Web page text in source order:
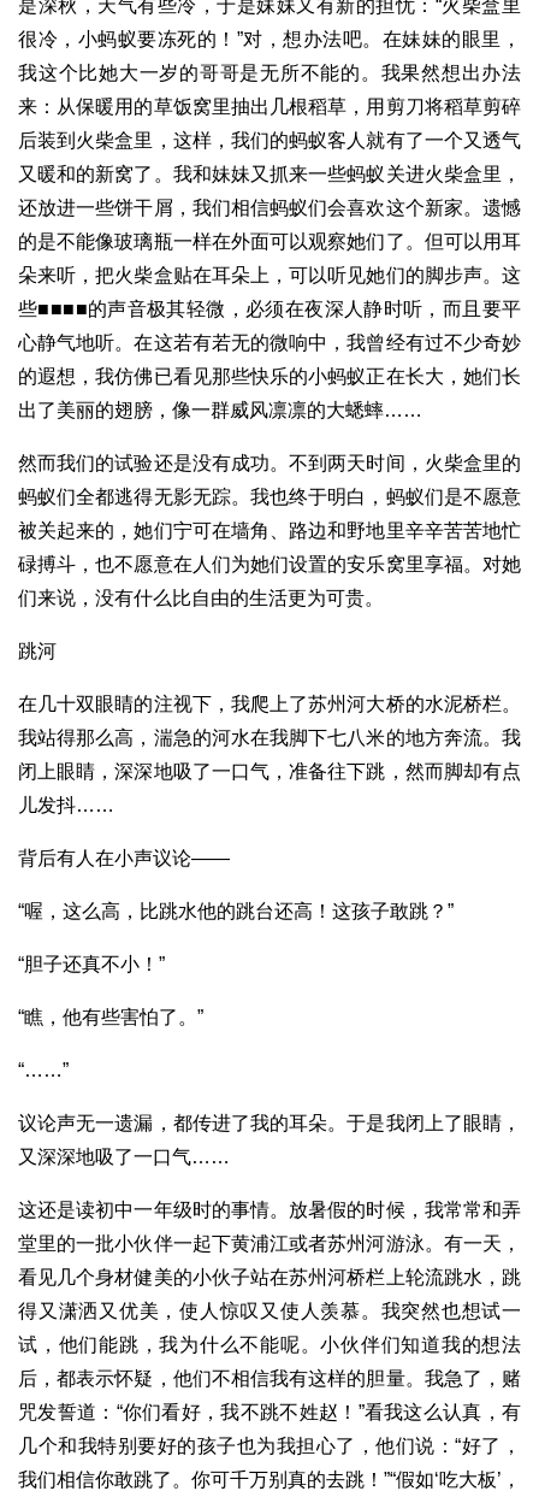
是深秋，天气有些冷，于是妹妹又有新的担忧：“火柴盒里
很冷，小蚂蚁要冻死的！”对，想办法吧。在妹妹的眼里，
我这个比她大一岁的哥哥是无所不能的。我果然想出办法
来：从保暖用的草饭窝里抽出几根稻草，用剪刀将稻草剪碎
后装到火柴盒里，这样，我们的蚂蚁客人就有了一个又透气
又暖和的新窝了。我和妹妹又抓来一些蚂蚁关进火柴盒里，
还放进一些饼干屑，我们相信蚂蚁们会喜欢这个新家。遗憾
的是不能像玻璃瓶一样在外面可以观察她们了。但可以用耳
朵来听，把火柴盒贴在耳朵上，可以听见她们的脚步声。这
些■■■■的声音极其轻微，必须在夜深人静时听，而且要平
心静气地听。在这若有若无的微响中，我曾经有过不少奇妙
的遐想，我仿佛已看见那些快乐的小蚂蚁正在长大，她们长
出了美丽的翅膀，像一群威风凛凛的大蟋蟀……
然而我们的试验还是没有成功。不到两天时间，火柴盒里的
蚂蚁们全都逃得无影无踪。我也终于明白，蚂蚁们是不愿意
被关起来的，她们宁可在墙角、路边和野地里辛辛苦苦地忙
碌搏斗，也不愿意在人们为她们设置的安乐窝里享福。对她
们来说，没有什么比自由的生活更为可贵。
跳河
在几十双眼睛的注视下，我爬上了苏州河大桥的水泥桥栏。
我站得那么高，湍急的河水在我脚下七八米的地方奔流。我
闭上眼睛，深深地吸了一口气，准备往下跳，然而脚却有点
儿发抖……
背后有人在小声议论——
“喔，这么高，比跳水他的跳台还高！这孩子敢跳？”
“胆子还真不小！”
“瞧，他有些害怕了。”
“……”
议论声无一遗漏，都传进了我的耳朵。于是我闭上了眼睛，
又深深地吸了一口气……
这还是读初中一年级时的事情。放暑假的时候，我常常和弄
堂里的一批小伙伴一起下黄浦江或者苏州河游泳。有一天，
看见几个身材健美的小伙子站在苏州河桥栏上轮流跳水，跳
得又潇洒又优美，使人惊叹又使人羡慕。我突然也想试一
试，他们能跳，我为什么不能呢。小伙伴们知道我的想法
后，都表示怀疑，他们不相信我有这样的胆量。我急了，赌
咒发誓道：“你们看好，我不跳不姓赵！”看我这么认真，有
几个和我特别要好的孩子也为我担心了，他们说：“好了，
我们相信你敢跳了。你可千万别真的去跳！”“假如‘吃大板’，